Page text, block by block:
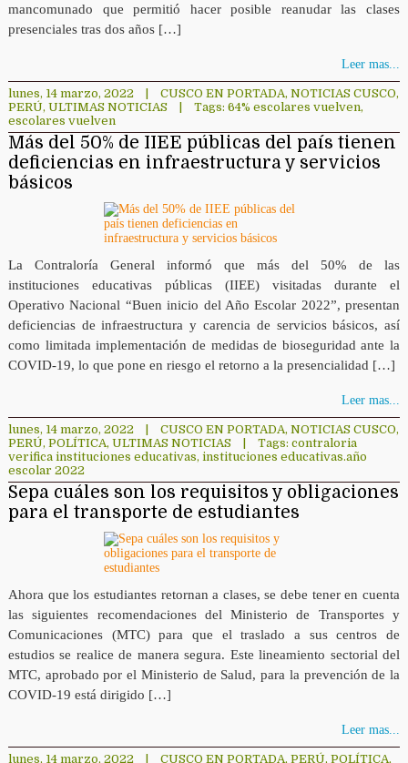
mancomunado que permitió hacer posible reanudar las clases
presenciales tras dos años […]
Leer mas...
lunes, 14 marzo, 2022 CUSCO EN PORTADA, NOTICIAS CUSCO,
PERÚ, ULTIMAS NOTICIAS Tags: 64% escolares vuelven,
escolares vuelven
Más del 50% de IIEE públicas del país tienen
deficiencias en infraestructura y servicios
básicos
La Contraloría General informó que más del 50% de las
instituciones educativas públicas (IIEE) visitadas durante el
Operativo Nacional “Buen inicio del Año Escolar 2022”, presentan
deficiencias de infraestructura y carencia de servicios básicos, así
como limitada implementación de medidas de bioseguridad ante la
COVID-19, lo que pone en riesgo el retorno a la presencialidad […]
Leer mas...
lunes, 14 marzo, 2022 CUSCO EN PORTADA, NOTICIAS CUSCO,
PERÚ, POLÍTICA, ULTIMAS NOTICIAS Tags: contraloria
verifica instituciones educativas, instituciones educativas.año
escolar 2022
Sepa cuáles son los requisitos y obligaciones
para el transporte de estudiantes
Ahora que los estudiantes retornan a clases, se debe tener en cuenta
las siguientes recomendaciones del Ministerio de Transportes y
Comunicaciones (MTC) para que el traslado a sus centros de
estudios se realice de manera segura. Este lineamiento sectorial del
MTC, aprobado por el Ministerio de Salud, para la prevención de la
COVID-19 está dirigido […]
Leer mas...
lunes, 14 marzo, 2022 CUSCO EN PORTADA, PERÚ, POLÍTICA,